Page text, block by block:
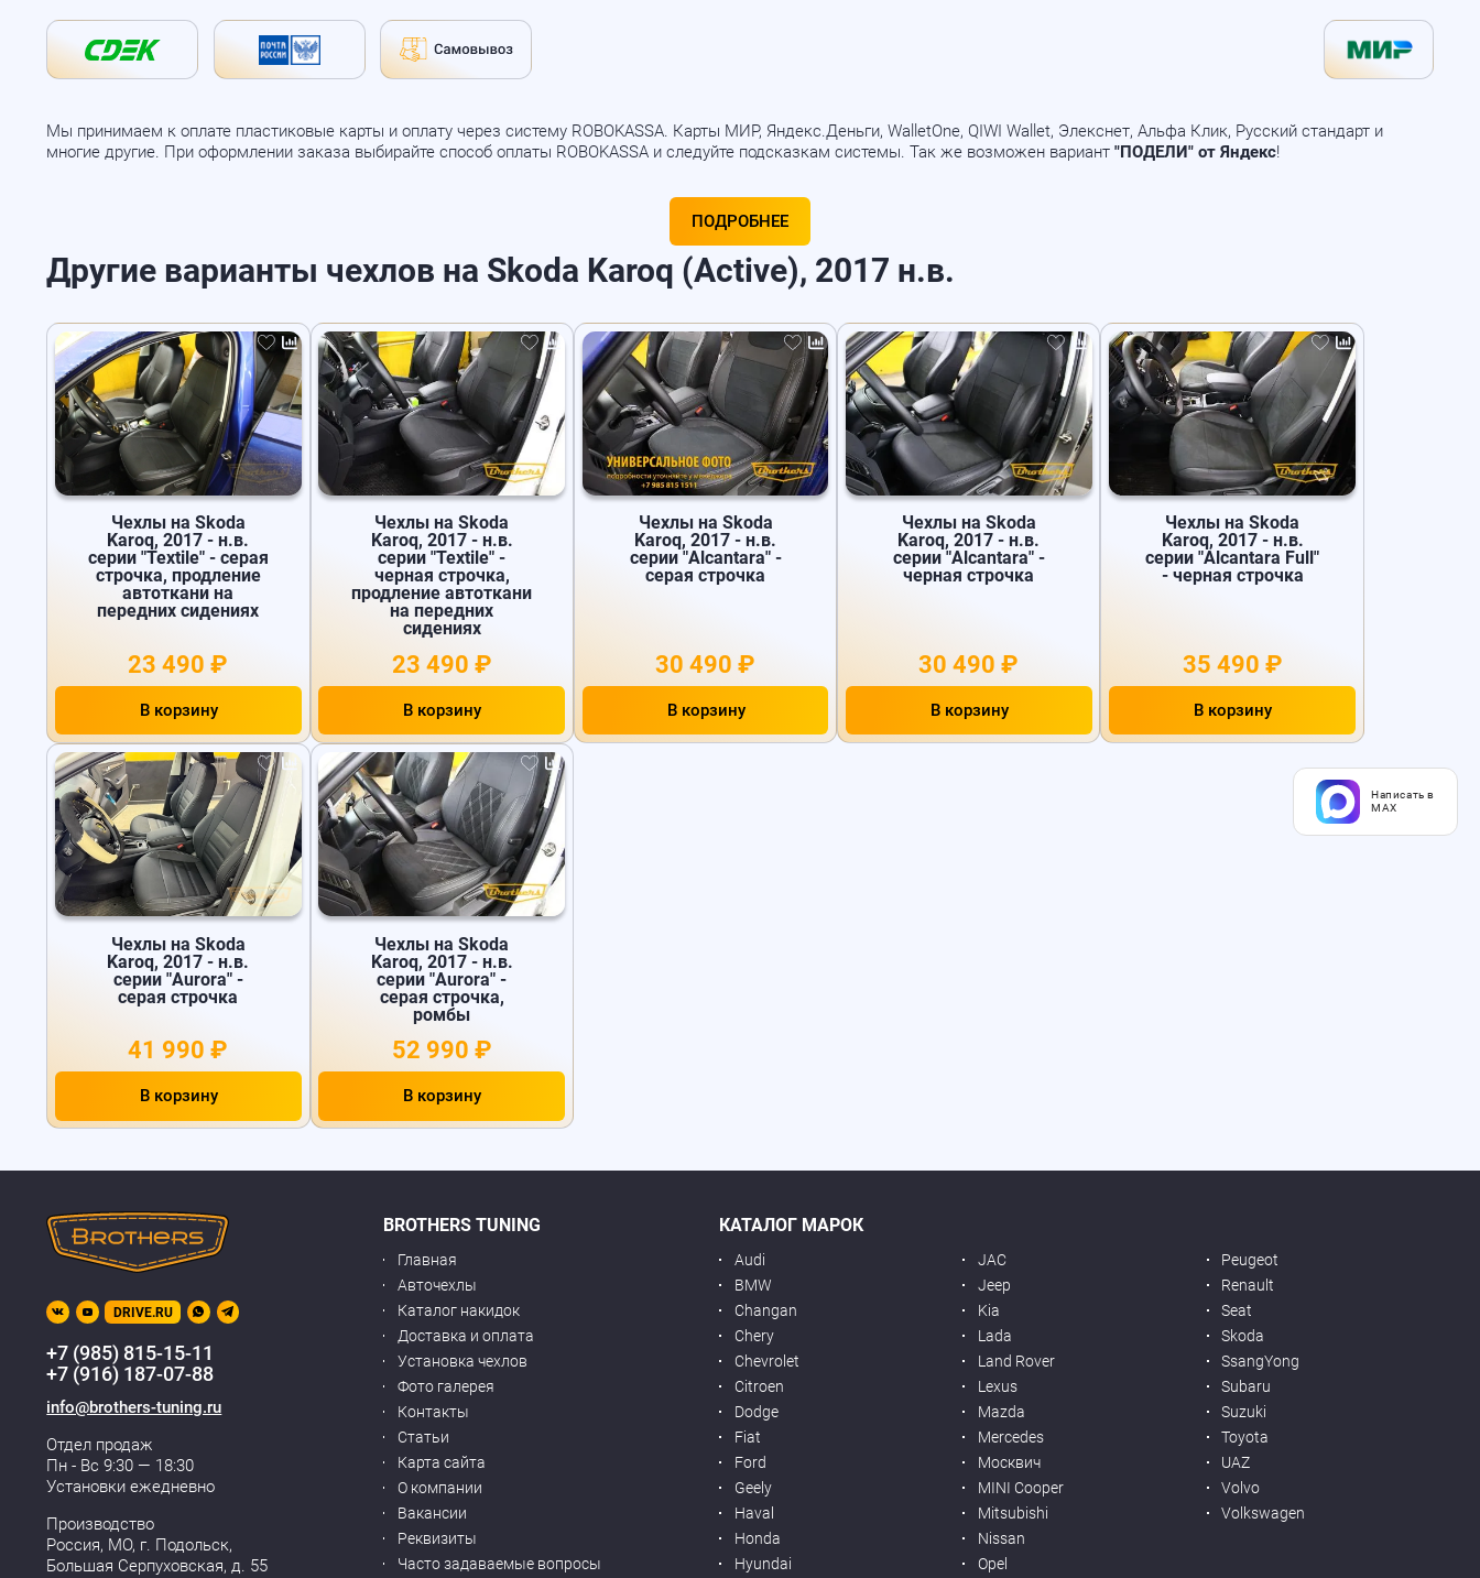
Мы принимаем к оплате пластиковые карты и оплату через систему ROBOKASSA. Карты МИР, Яндекс.Деньги, WalletOne, QIWI Wallet, Элекснет, Альфа Клик, Русский стандарт и
многие другие. При оформлении заказа выбирайте способ оплаты ROBOKASSA и следуйте подсказкам системы. Так же возможен вариант"ПОДЕЛИ" от Яндекс!
ПОДРОБНЕЕ
Другие варианты чехлов на Skoda Karoq (Active), 2017 н.в.
Чехлы на Skoda
Karoq, 2017 - н.в.
серии "Textile" - серая
строчка, продление
автоткани на
передних сидениях
23 490 ₽
В корзину
Чехлы на Skoda
Karoq, 2017 - н.в.
серии "Textile" -
черная строчка,
продление автоткани
на передних
сидениях
23 490 ₽
В корзину
Чехлы на Skoda
Karoq, 2017 - н.в.
серии "Alcantara" -
серая строчка
30 490 ₽
В корзину
Чехлы на Skoda
Karoq, 2017 - н.в.
серии "Alcantara" -
черная строчка
30 490 ₽
В корзину
Чехлы на Skoda
Karoq, 2017 - н.в.
серии "Alcantara Full"
- черная строчка
35 490 ₽
В корзину
Чехлы на Skoda
Karoq, 2017 - н.в.
серии "Aurora" -
серая строчка
41 990 ₽
В корзину
Чехлы на Skoda
Karoq, 2017 - н.в.
серии "Aurora" -
серая строчка,
ромбы
52 990 ₽
В корзину
DRIVE.RU
+7 (985) 815-15-11
+7 (916) 187-07-88
info@brothers-tuning.ru
Отдел продаж
Пн - Вс 9:30 — 18:30
Установки ежедневно
Производство
Россия, МО, г. Подольск,
Большая Серпуховская, д. 55
BROTHERS TUNING
Главная
Авточехлы
Каталог накидок
Доставка и оплата
Установка чехлов
Фото галерея
Контакты
Статьи
Карта сайта
О компании
Вакансии
Реквизиты
Часто задаваемые вопросы
КАТАЛОГ МАРОК
Audi
BMW
Changan
Chery
Chevrolet
Citroen
Dodge
Fiat
Ford
Geely
Haval
Honda
Hyundai
JAC
Jeep
Kia
Lada
Land Rover
Lexus
Mazda
Mercedes
Москвич
MINI Cooper
Mitsubishi
Nissan
Opel
Peugeot
Renault
Seat
Skoda
SsangYong
Subaru
Suzuki
Toyota
UAZ
Volvo
Volkswagen
Написать в
MAX